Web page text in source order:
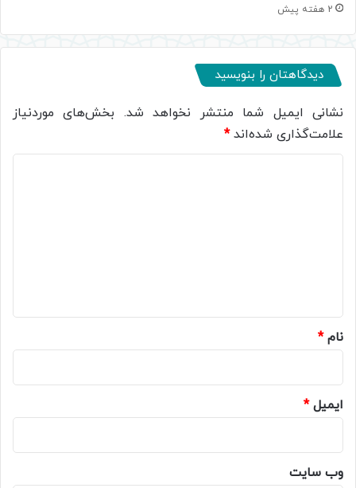
2 هفته پیش
دیدگاهتان را بنویسید
نشانی ایمیل شما منتشر نخواهد شد. بخش‌های موردنیاز
علامت‌گذاری شده‌اند*
نام*
ایمیل*
وب‌ سایت